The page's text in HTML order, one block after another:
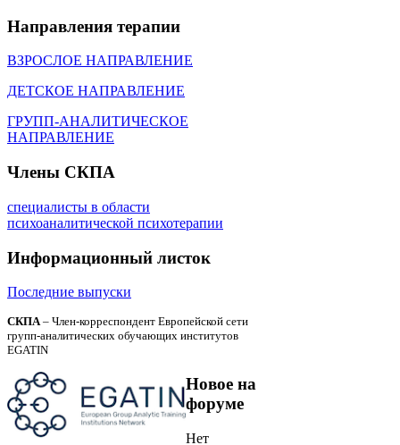
Направления терапии
ВЗРОСЛОЕ НАПРАВЛЕНИЕ
ДЕТСКОЕ НАПРАВЛЕНИЕ
ГРУПП-АНАЛИТИЧЕСКОЕ
НАПРАВЛЕНИЕ
Члены СКПА
специалисты в области
психоаналитической психотерапии
Информационный листок
Последние выпуски
СКПА– Член-корреспондент Европейской сети
групп-аналитических обучающих институтов
EGATIN
Новое на
форуме
Нет